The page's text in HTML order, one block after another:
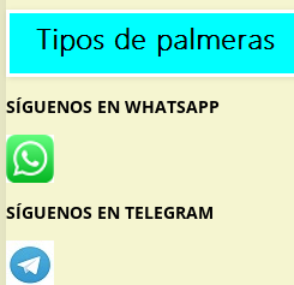
SÍGUENOS EN WHATSAPP
SÍGUENOS EN TELEGRAM